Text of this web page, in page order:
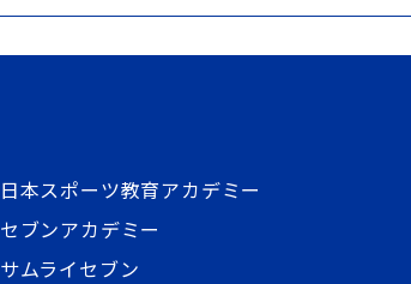
日本スポーツ教育アカデミー
セブンアカデミー
サムライセブン